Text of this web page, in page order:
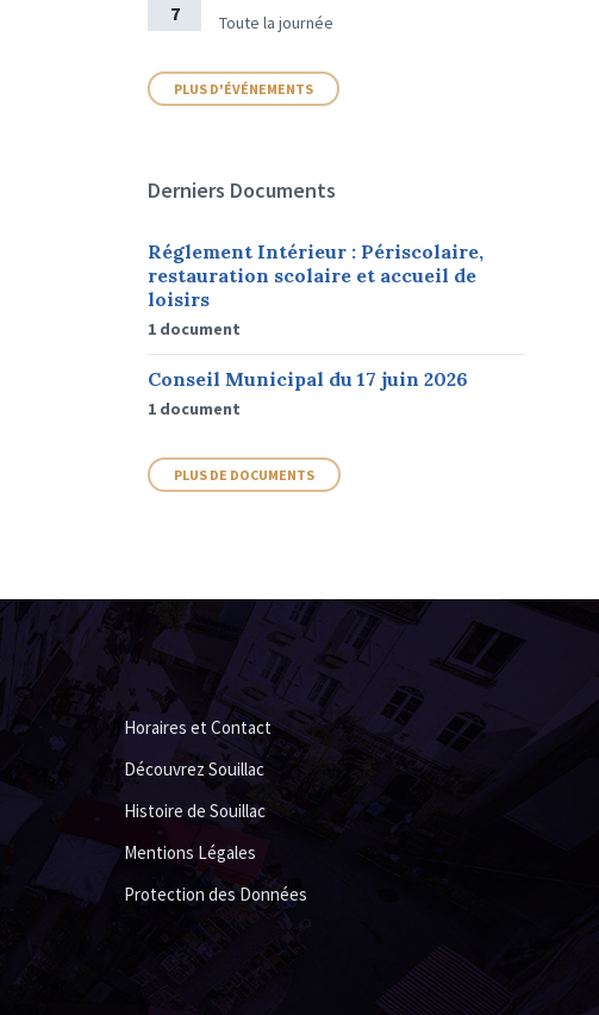
7 Toute la journée
PLUS D'ÉVÉNEMENTS
Derniers Documents
Réglement Intérieur : Périscolaire,
restauration scolaire et accueil de
loisirs
1 document
Conseil Municipal du 17 juin 2026
1 document
PLUS DE DOCUMENTS
Horaires et Contact
Découvrez Souillac
Histoire de Souillac
Mentions Légales
Protection des Données